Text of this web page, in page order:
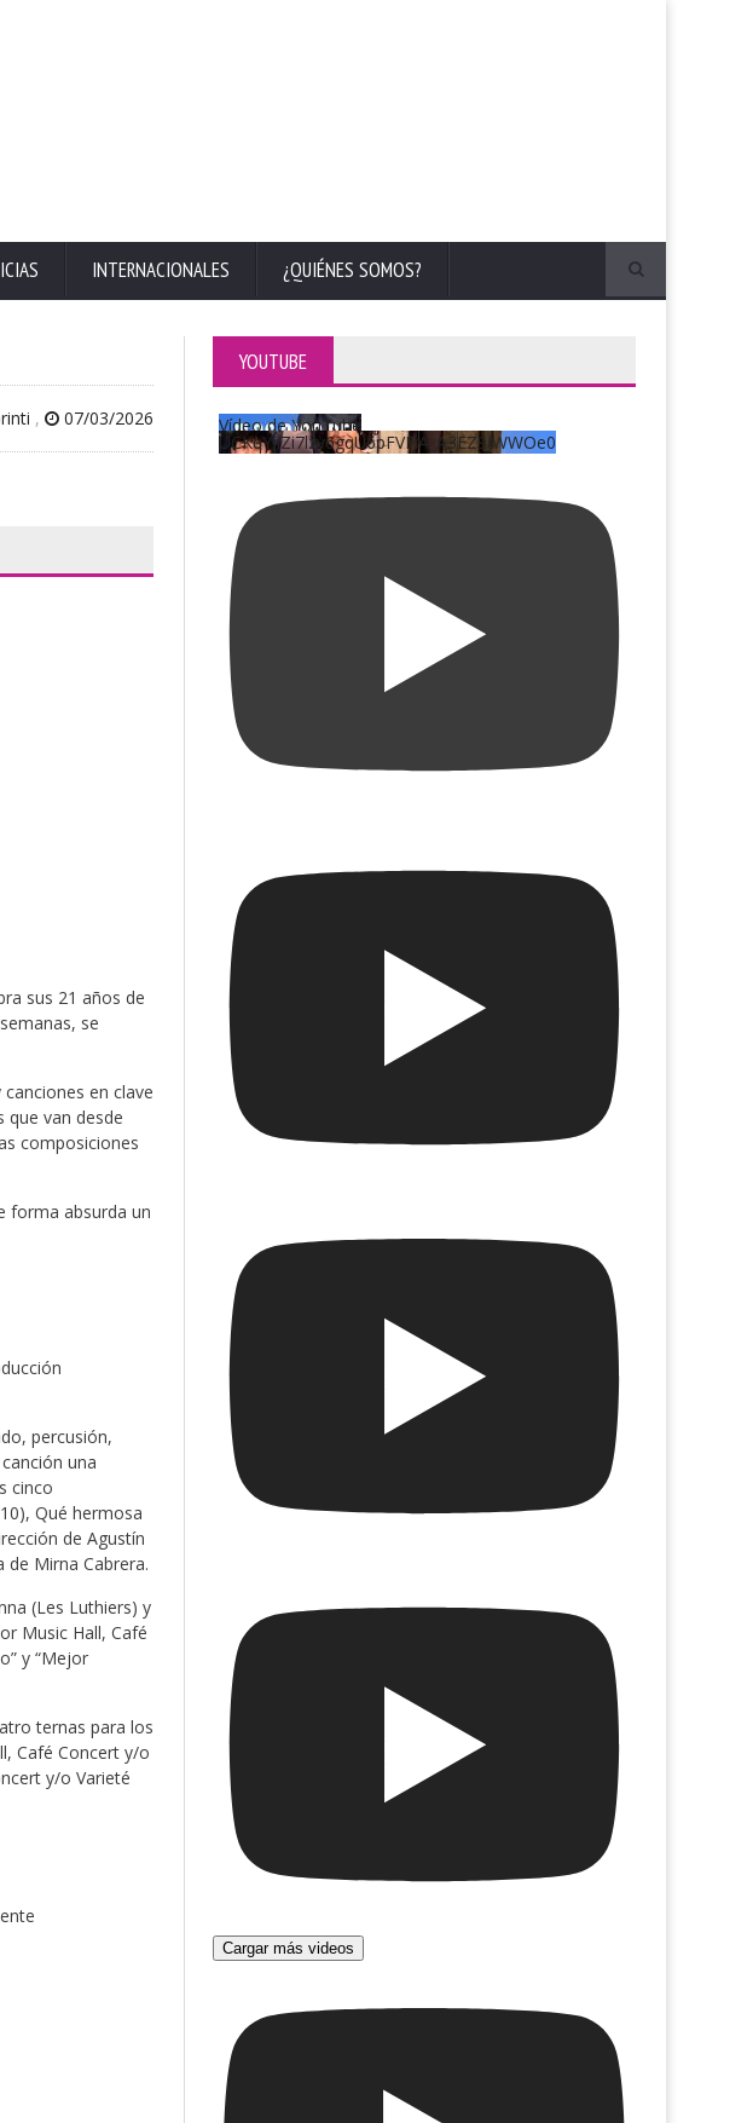
INTERNACIONALES ¿QUIÉNES SOMOS?
, 07/03/2026
sus 21 años de
se
en clave
que van desde
composiciones
forma absurda un
percusión,
una
cinco
Qué hermosa
de Agustín
de Mirna Cabrera.
(Les Luthiers) y
Music Hall, Café
y “Mejor
ternas para los
Café Concert y/o
y/o Varieté
YOUTUBE
Vídeo de YouTube
UCKqYjiZi7lzy6gqU6pFVFiA_A3EZ9JWWOe0
Cargar más videos